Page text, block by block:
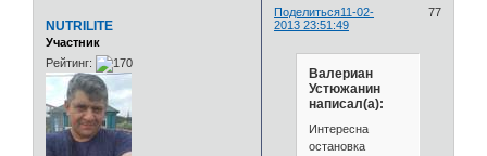
Поделиться 77
11-02-
2013 23:51:49
NUTRILITE
Участник
Рейтинг:
Валериан
Устюжанин
написал(а):
Интересна
остановка